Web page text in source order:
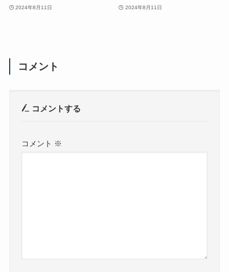
2024年8月11日 2024年8月11日
コメント
コメントする
コメント ※